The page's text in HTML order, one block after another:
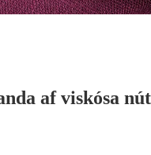
af viskósa